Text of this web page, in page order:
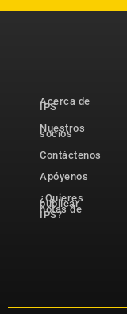
Acerca de
IPS
Nuestros
socios
Contáctenos
Apóyenos
¿Quieres
publicar
notas de
IPS?